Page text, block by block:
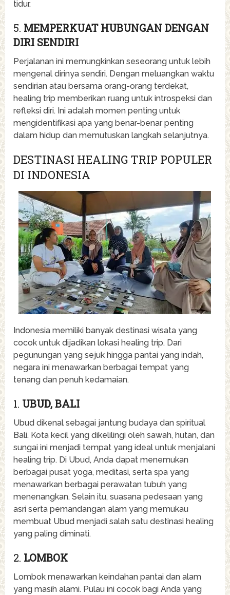
tidur.
5. MEMPERKUAT HUBUNGAN DENGAN
DIRI SENDIRI
Perjalanan ini memungkinkan seseorang untuk lebih
mengenal dirinya sendiri. Dengan meluangkan waktu
sendirian atau bersama orang-orang terdekat,
healing trip memberikan ruang untuk introspeksi dan
refleksi diri. Ini adalah momen penting untuk
mengidentifikasi apa yang benar-benar penting
dalam hidup dan memutuskan langkah selanjutnya.
DESTINASI HEALING TRIP POPULER
DI INDONESIA
Indonesia memiliki banyak destinasi wisata yang
cocok untuk dijadikan lokasi healing trip. Dari
pegunungan yang sejuk hingga pantai yang indah,
negara ini menawarkan berbagai tempat yang
tenang dan penuh kedamaian.
1. UBUD, BALI
Ubud dikenal sebagai jantung budaya dan spiritual
Bali. Kota kecil yang dikelilingi oleh sawah, hutan, dan
sungai ini menjadi tempat yang ideal untuk menjalani
healing trip. Di Ubud, Anda dapat menemukan
berbagai pusat yoga, meditasi, serta spa yang
menawarkan berbagai perawatan tubuh yang
menenangkan. Selain itu, suasana pedesaan yang
asri serta pemandangan alam yang memukau
membuat Ubud menjadi salah satu destinasi healing
yang paling diminati.
2. LOMBOK
Lombok menawarkan keindahan pantai dan alam
yang masih alami. Pulau ini cocok bagi Anda yang